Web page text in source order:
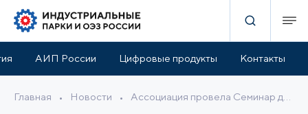
АИП России Цифровые продукты Контакты
Главная • Новости •